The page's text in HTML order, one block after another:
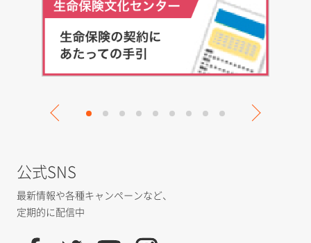
公式SNS
最新情報や各種キャンペーンなど、
定期的に配信中